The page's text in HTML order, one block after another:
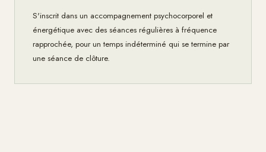
S'inscrit dans un accompagnement psychocorporel et
énergétique avec des séances régulières à fréquence
rapprochée, pour un temps indéterminé qui se termine par
une séance de clôture.